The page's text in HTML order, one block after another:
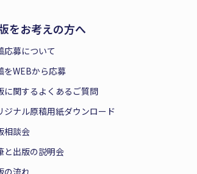
をお考えの方へ
応募について
をWEBから応募
に関するよくあるご質問
ジナル原稿用紙ダウンロード
相談会
と出版の説明会
の流れ